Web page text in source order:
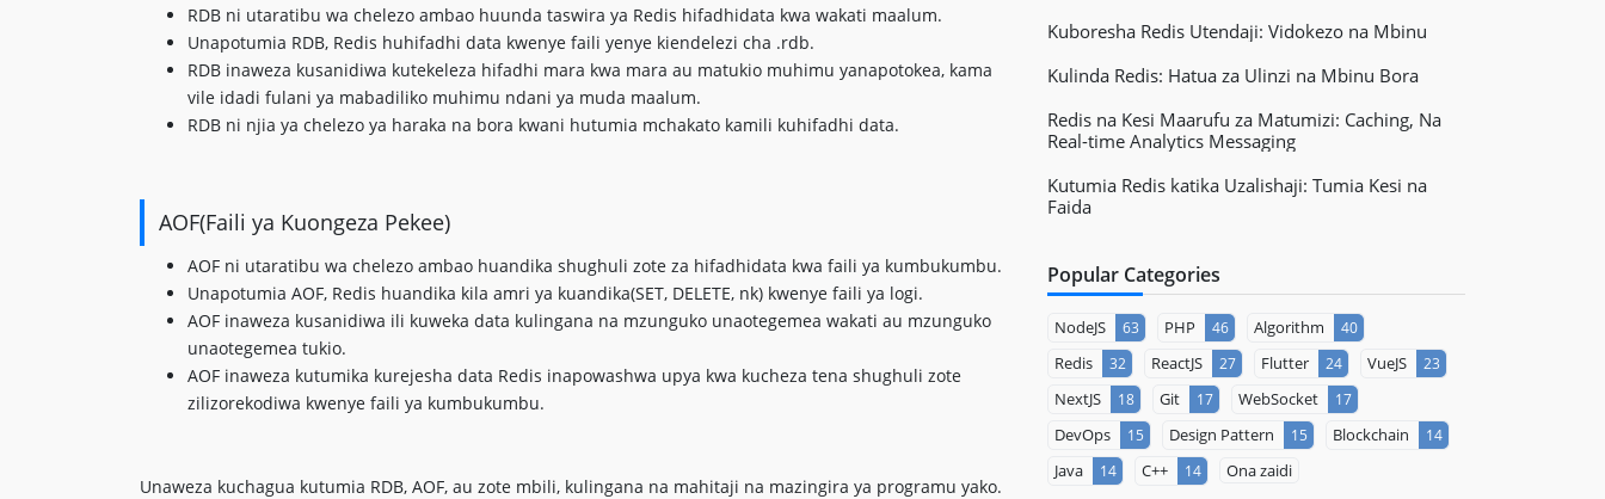
RDB ni utaratibu wa chelezo ambao huunda taswira ya Redis hifadhidata kwa wakati maalum.
Unapotumia RDB, Redis huhifadhi data kwenye faili yenye kiendelezi cha .rdb.
RDB inaweza kusanidiwa kutekeleza hifadhi mara kwa mara au matukio muhimu yanapotokea, kama
vile idadi fulani ya mabadiliko muhimu ndani ya muda maalum.
RDB ni njia ya chelezo ya haraka na bora kwani hutumia mchakato kamili kuhifadhi data.
AOF(Faili ya Kuongeza Pekee)
AOF ni utaratibu wa chelezo ambao huandika shughuli zote za hifadhidata kwa faili ya kumbukumbu.
Unapotumia AOF, Redis huandika kila amri ya kuandika(SET, DELETE, nk) kwenye faili ya logi.
AOF inaweza kusanidiwa ili kuweka data kulingana na mzunguko unaotegemea wakati au mzunguko
unaotegemea tukio.
AOF inaweza kutumika kurejesha data Redis inapowashwa upya kwa kucheza tena shughuli zote
zilizorekodiwa kwenye faili ya kumbukumbu.
Unaweza kuchagua kutumia RDB, AOF, au zote mbili, kulingana na mahitaji na mazingira ya programu yako.
Kuboresha Redis Utendaji: Vidokezo na Mbinu
Kulinda Redis: Hatua za Ulinzi na Mbinu Bora
Redis na Kesi Maarufu za Matumizi: Caching, Na
Real-time Analytics Messaging
Kutumia Redis katika Uzalishaji: Tumia Kesi na
Faida
Popular Categories
NodeJS 63 PHP 46 Algorithm 40
Redis 32 ReactJS 27 Flutter 24 VueJS 23
NextJS 18 Git 17 WebSocket 17
DevOps 15 Design Pattern 15 Blockchain 14
Java 14 C++ 14 Ona zaidi